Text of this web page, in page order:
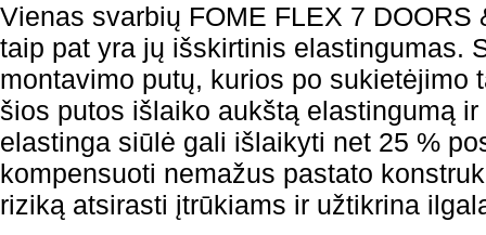
Vienas svarbių FOME FLEX 7 DOORS
taip pat yra jų išskirtinis elastingumas.
montavimo putų, kurios po sukietėjimo
šios putos išlaiko aukštą elastingumą
elastinga siūlė gali išlaikyti net 25 %
kompensuoti nemažus pastato
riziką atsirasti įtrūkiams ir užtikrina